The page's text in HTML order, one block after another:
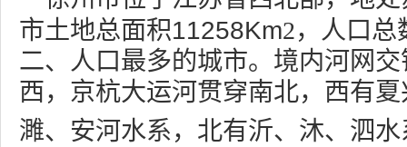
市土地总面积11258Km2，人口总
二、人口最多的城市。境内河网
西，京杭大运河贯穿南北，西有
濉、安河水系，北有沂、沐、泗水